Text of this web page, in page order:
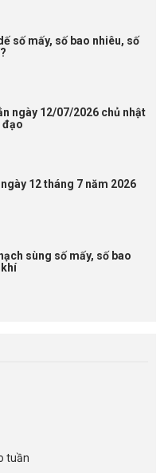
số mấy, số bao nhiêu, số
ngày 12/07/2026 chủ nhật
đạo
12 tháng 7 năm 2026
sùng số mấy, số bao
tuần